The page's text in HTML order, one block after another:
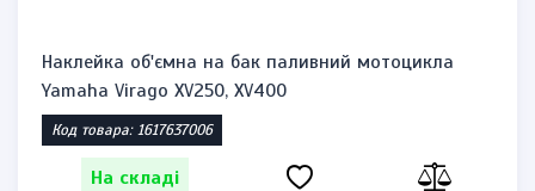
Наклейка об'ємна на бак паливний мотоцикла
Yamaha Virago XV250, XV400
Код товара: 1617637006
На складі